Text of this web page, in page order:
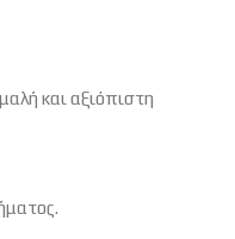
και αξιόπιστη